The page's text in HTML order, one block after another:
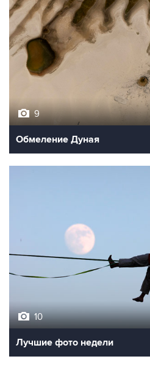
9
Обмеление Дуная
10
Лучшие фото недели